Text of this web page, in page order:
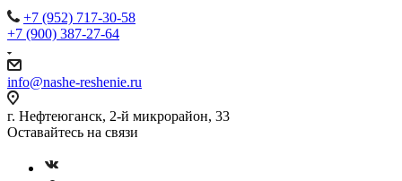
+7 (952) 717-30-58
+7 (900) 387-27-64
info@nashe-reshenie.ru
г. Нефтеюганск, 2-й микрорайон, 33
Оставайтесь на связи